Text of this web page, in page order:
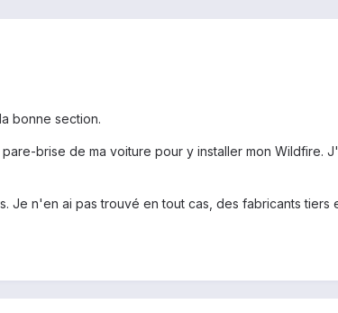
bonne section.
brise de ma voiture pour y installer mon Wildfire.
Je n'en ai pas trouvé en tout cas, des fabricants tiers